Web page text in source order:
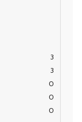
3
3
0
0
0